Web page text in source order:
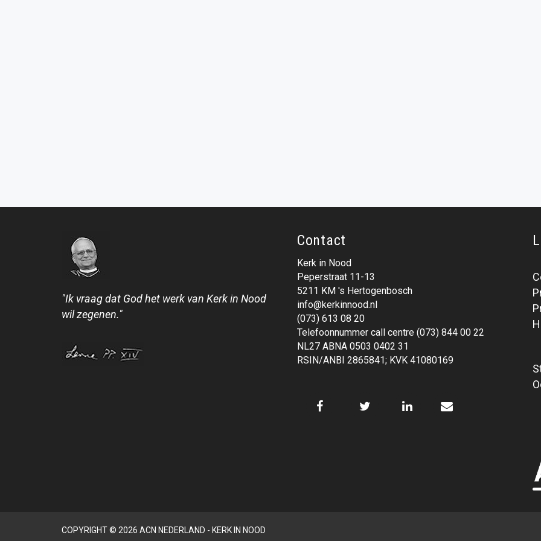
"Ik vraag dat God het werk van Kerk in Nood
wil zegenen."
Contact
Kerk in Nood
Peperstraat 11-13
5211 KM 's Hertogenbosch
info@kerkinnood.nl
(073) 613 08 20
Telefoonnummer call centre (073) 844 00 22
NL27 ABNA 0503 0402 31
RSIN/ANBI 2865841; KVK 41080169
COPYRIGHT © 2026 ACN NEDERLAND - KERK IN NOOD